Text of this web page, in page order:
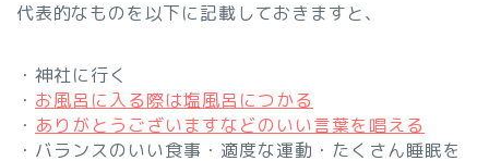
代表的なものを以下に記載しておきますと、
・神社に行く
・ お風呂に入る際は塩風呂につかる
・ ありがとうございますなどのいい言葉を唱える
・バランスのいい食事・適度な運動・たくさん睡眠を